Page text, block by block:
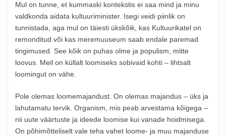
Mul on tunne, et kummaski kontekstis ei saa mind ja minu
valdkonda aidata kultuuriminister. Isegi veidi piinlik on
tunnistada, aga mul on täiesti ükskõik, kas Kultuurikatel on
remonditud või kas meremuuseum saab endale paremad
tingimused. See kõik on puhas olme ja populism, mitte
loovus. Meil on küllalt loomiseks sobivaid kohti – lihtsalt
loomingut on vähe.
Pole olemas loomemajandust. On olemas majandus – üks ja
lahutamatu tervik. Organism, mis peab arvestama kõigega –
nii uute väärtuste ja ideede loomise kui vanade hoidmisega.
On põhimõtteliselt vale teha vahet loome- ja muu majanduse